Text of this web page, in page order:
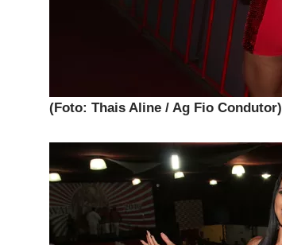
(Foto: Thais Aline / Ag Fio Condutor)